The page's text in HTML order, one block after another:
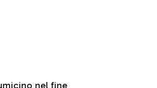
nel fine